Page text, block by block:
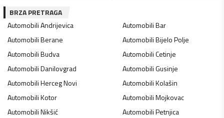
BRZA PRETRAGA
AutomobiliAndrijevica AutomobiliBar
AutomobiliBerane AutomobiliBijelo Polje
AutomobiliBudva AutomobiliCetinje
AutomobiliDanilovgrad AutomobiliGusinje
AutomobiliHerceg Novi AutomobiliKolašin
AutomobiliKotor AutomobiliMojkovac
AutomobiliNikšić AutomobiliPetnjica